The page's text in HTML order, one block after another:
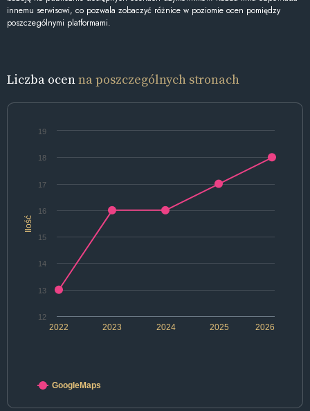
innemu serwisowi, co pozwala zobaczyć różnice w poziomie ocen pomiędzy
poszczególnymi platformami.
Liczba ocenna poszczególnych stronach
Ilość
2022 2024 2026
2023 2025
12
13
14
15
16
17
18
19
GoogleMaps